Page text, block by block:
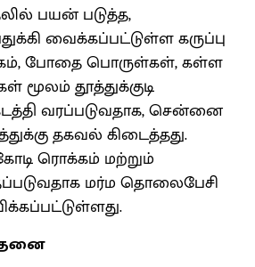
பயன் படுத்த,
வைக்கப்பட்டுள்ள கருப்பு
போதை பொருள்கள், கள்ள
தூத்துக்குடி
வரப்படுவதாக, சென்னை
தகவல் கிடைத்தது.
ரொக்கம் மற்றும்
மர்ம தொலைபேசி